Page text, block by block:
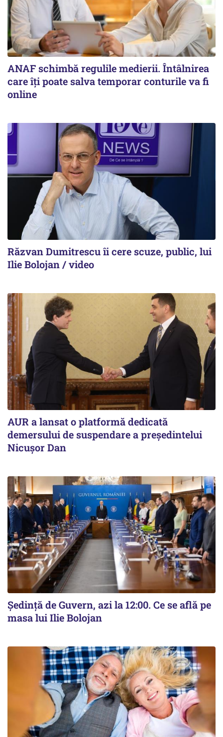
ANAF schimbă regulile medierii. Întâlnirea
care îți poate salva temporar conturile va fi
online
Răzvan Dumitrescu îi cere scuze, public, lui
Ilie Bolojan / video
AUR a lansat o platformă dedicată
demersului de suspendare a președintelui
Nicușor Dan
Ședință de Guvern, azi la 12:00. Ce se află pe
masa lui Ilie Bolojan